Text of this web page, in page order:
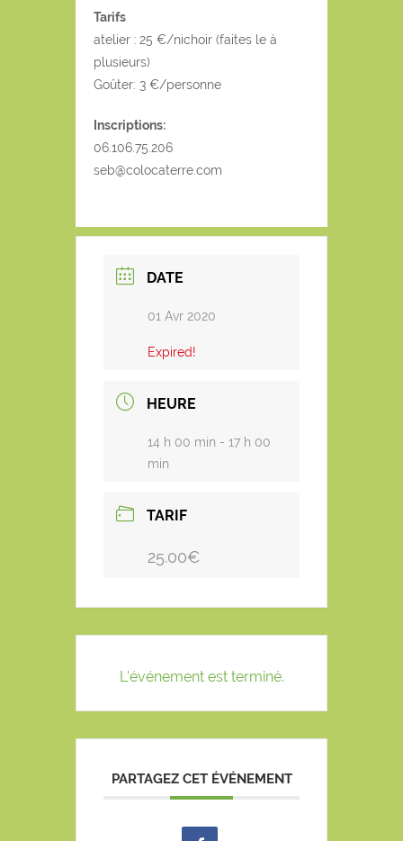
Tarifs
atelier : 25 €/nichoir (faites le à
plusieurs)
Goûter: 3 €/personne
Inscriptions:
06.106.75.206
seb@colocaterre.com
DATE
01 Avr 2020
Expired!
HEURE
14 h 00 min - 17 h 00
min
TARIF
25.00€
L'événement est terminé.
PARTAGEZ CET ÉVÉNEMENT